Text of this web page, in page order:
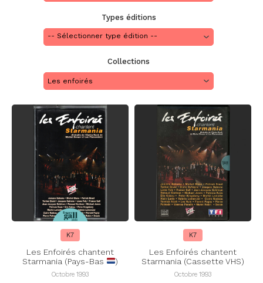
Types éditions
Collections
Les enfoirés
K7
Les Enfoirés chantent
Starmania (Pays-Bas
)
Octobre 1993
K7
Les Enfoirés chantent
Starmania (Cassette VHS)
Octobre 1993